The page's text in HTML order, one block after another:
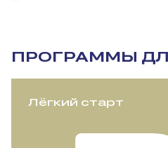
ПРОГРАММЫ
Лёгкий старт